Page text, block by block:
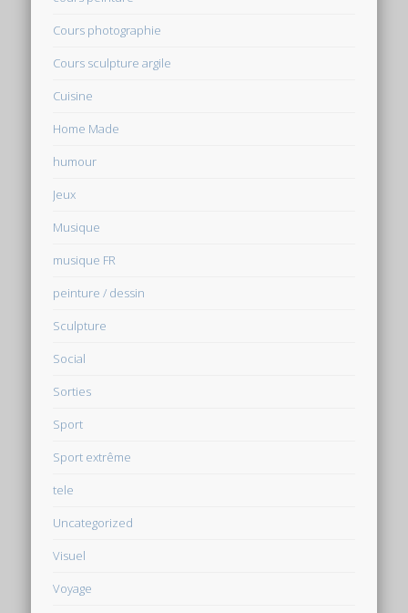
Cours photographie
Cours sculpture argile
Cuisine
Home Made
humour
Jeux
Musique
musique FR
peinture / dessin
Sculpture
Social
Sorties
Sport
Sport extrême
tele
Uncategorized
Visuel
Voyage